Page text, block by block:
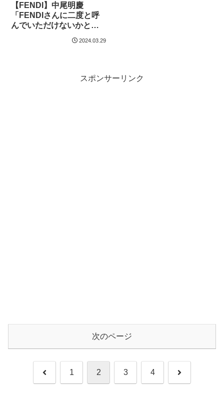
【FENDI】中尾明慶
「FENDIさんに二度と呼
んでいただけないかと」
2024.03.29
スポンサーリンク
次のページ
前 1 2 3 4 次